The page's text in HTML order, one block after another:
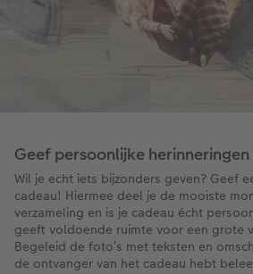
Geef persoonlijke
Wil je echt iets bijzonders geven? Geef
cadeau! Hiermee deel je de mooiste
verzameling en is je cadeau écht
geeft voldoende ruimte voor een grote
Begeleid de foto’s met teksten en
de ontvanger van het cadeau hebt